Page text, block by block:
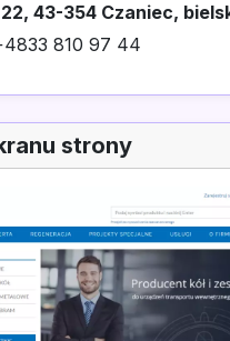
43-354 Czaniec,
810 97 44
strony